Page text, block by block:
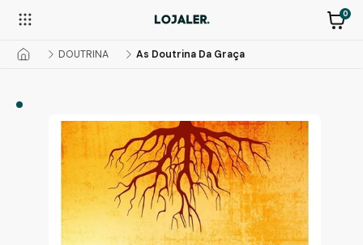
0
DOUTRINA As Doutrina Da Graça